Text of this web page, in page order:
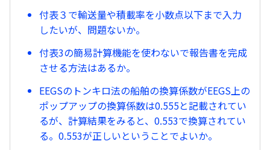
付表３で輸送量や積載率を小数点以下まで入力
したいが、問題ないか。
付表3の簡易計算機能を使わないで報告書を完成
させる方法はあるか。
EEGSのトンキロ法の船舶の換算係数がEEGS上の
ポップアップの換算係数は0.555と記載されてい
るが、計算結果をみると、0.553で換算されてい
る。0.553が正しいということでよいか。